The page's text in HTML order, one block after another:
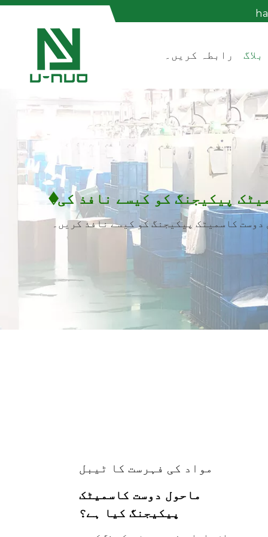
بلاگ رابطہ کریں۔
پیکیجنگ کو کیسے نافذ کی�
دوست کاسمیٹک پیکیجنگ کو کیسے نافذ کریں۔
مواد کی فہرست کا ٹیبل
ماحول دوست کاسمیٹک
پیکیجنگ کیا ہے؟